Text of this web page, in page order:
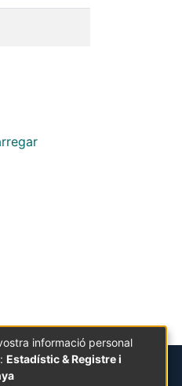
informació personal
Estadístic & Registre i